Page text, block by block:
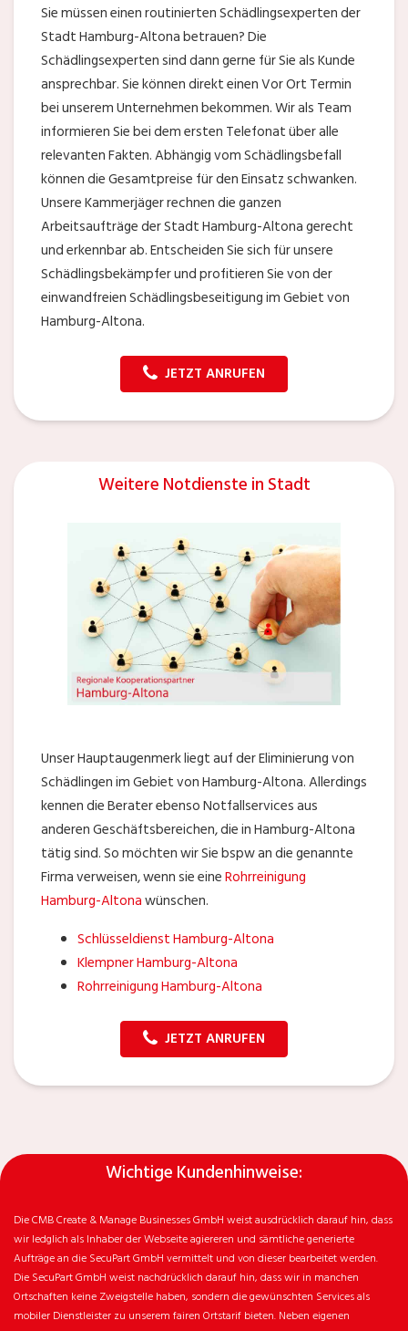
Sie müssen einen routinierten Schädlingsexperten der
Stadt Hamburg-Altona betrauen? Die
Schädlingsexperten sind dann gerne für Sie als Kunde
ansprechbar. Sie können direkt einen Vor Ort Termin
bei unserem Unternehmen bekommen. Wir als Team
informieren Sie bei dem ersten Telefonat über alle
relevanten Fakten. Abhängig vom Schädlingsbefall
können die Gesamtpreise für den Einsatz schwanken.
Unsere Kammerjäger rechnen die ganzen
Arbeitsaufträge der Stadt Hamburg-Altona gerecht
und erkennbar ab. Entscheiden Sie sich für unsere
Schädlingsbekämpfer und profitieren Sie von der
einwandfreien Schädlingsbeseitigung im Gebiet von
Hamburg-Altona.
JETZT ANRUFEN
Weitere Notdienste in Stadt
Unser Hauptaugenmerk liegt auf der Eliminierung von
Schädlingen im Gebiet von Hamburg-Altona. Allerdings
kennen die Berater ebenso Notfallservices aus
anderen Geschäftsbereichen, die in Hamburg-Altona
tätig sind. So möchten wir Sie bspw an die genannte
Firma verweisen, wenn sie eineRohrreinigung
Hamburg-Altonawünschen.
Schlüsseldienst Hamburg-Altona
Klempner Hamburg-Altona
Rohrreinigung Hamburg-Altona
JETZT ANRUFEN
Wichtige Kundenhinweise:
Die CMB Create & Manage Businesses GmbH weist ausdrücklich darauf hin, dass
wir ledglich als Inhaber der Webseite agiereren und sämtliche generierte
Aufträge an die SecuPart GmbH vermittelt und von dieser bearbeitet werden.
Die SecuPart GmbH weist nachdrücklich darauf hin, dass wir in manchen
Ortschaften keine Zweigstelle haben, sondern die gewünschten Services als
mobiler Dienstleister zu unserem fairen Ortstarif bieten. Neben eigenen